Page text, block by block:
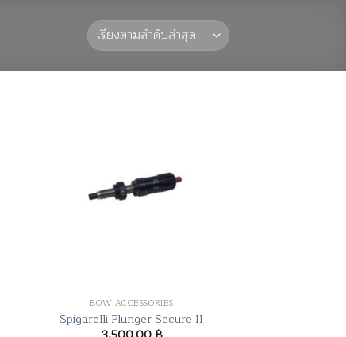
BOW ACCESSORIES
Spigarelli Plunger Secure II